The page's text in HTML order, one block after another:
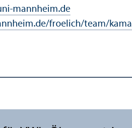
mannheim.de
froelich/team/kamal